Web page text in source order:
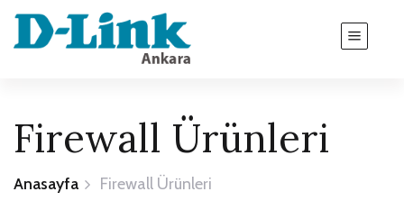
Firewall Ürünleri
Anasayfa Firewall Ürünleri